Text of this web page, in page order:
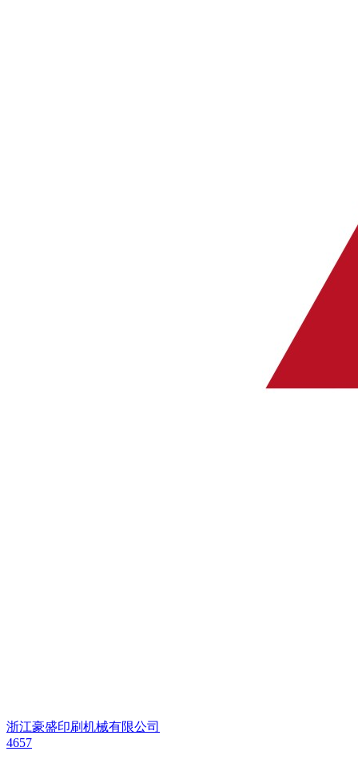
浙江豪盛印刷机械有限公司
4657